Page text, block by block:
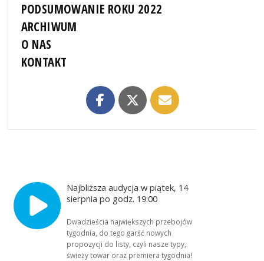
PODSUMOWANIE ROKU 2022
ARCHIWUM
O NAS
KONTAKT
Najbliższa audycja w piątek, 14
sierpnia po godz. 19:00
Dwadzieścia największych przebojów
tygodnia, do tego garść nowych
propozycji do listy, czyli nasze typy,
świeży towar oraz premiera tygodnia!